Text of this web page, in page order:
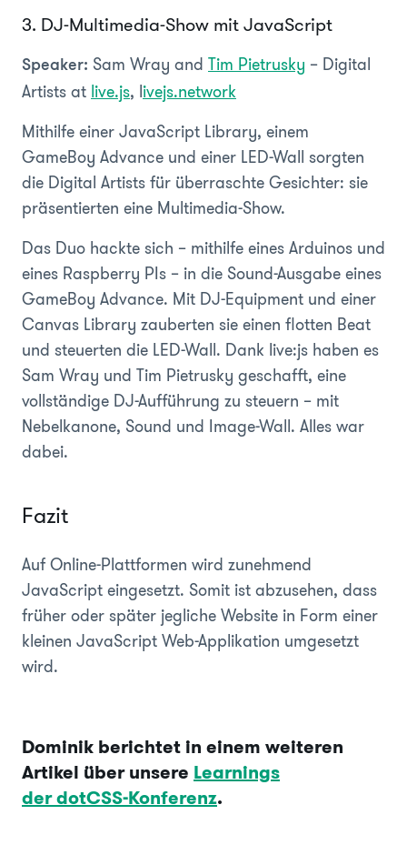
3. DJ-Multimedia-Show mit JavaScript
Speaker: Sam Wray and Tim Pietrusky – Digital
Artists at live.js, livejs.network
Mithilfe einer JavaScript Library, einem
GameBoy Advance und einer LED-Wall sorgten
die Digital Artists für überraschte Gesichter: sie
präsentierten eine Multimedia-Show.
Das Duo hackte sich – mithilfe eines Arduinos und
eines Raspberry PIs – in die Sound-Ausgabe eines
GameBoy Advance. Mit DJ-Equipment und einer
Canvas Library zauberten sie einen flotten Beat
und steuerten die LED-Wall. Dank live:js haben es
Sam Wray und Tim Pietrusky geschafft, eine
vollständige DJ-Aufführung zu steuern – mit
Nebelkanone, Sound und Image-Wall. Alles war
dabei.
Fazit
Auf Online-Plattformen wird zunehmend
JavaScript eingesetzt. Somit ist abzusehen, dass
früher oder später jegliche Website in Form einer
kleinen JavaScript Web-Applikation umgesetzt
wird.
Dominik berichtet in einem weiteren
Artikel über unsere Learnings
der dotCSS-Konferenz.